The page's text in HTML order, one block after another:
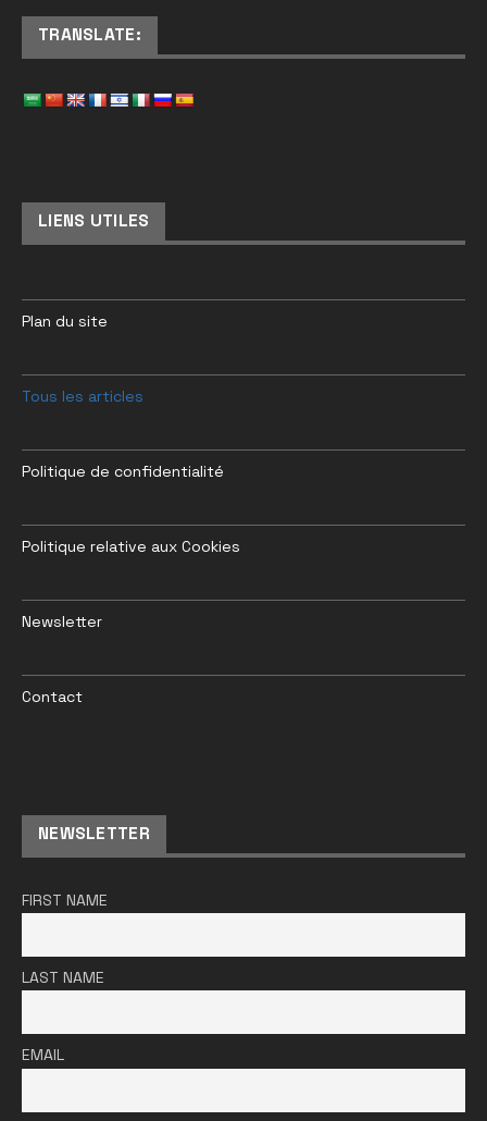
TRANSLATE:
LIENS UTILES
Plan du site
Tous les articles
Politique de confidentialité
Politique relative aux Cookies
Newsletter
Contact
NEWSLETTER
FIRST NAME
LAST NAME
EMAIL